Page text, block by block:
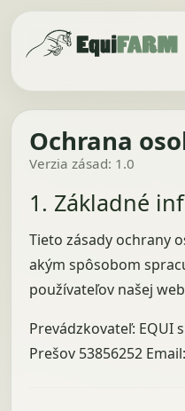
Ochrana
Verzia zásad: 1.0
1. Základné
Tieto zásady ochrany
akým spôsobom
používateľov našej
Prevádzkovateľ: EQUI
Prešov 53856252